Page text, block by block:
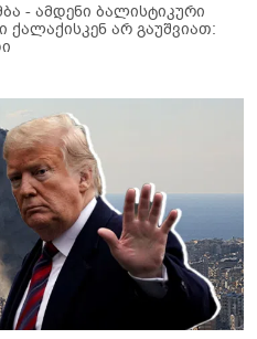
- ამდენი ბალისტიკური
არ გაუშვიათ: